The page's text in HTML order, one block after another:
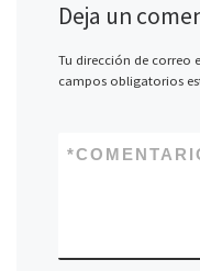
Deja un
Tu dirección de correo
campos obligatorios
*